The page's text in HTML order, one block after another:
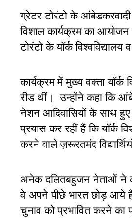
ग्रेटर टोरंटो के
विशाल कार्यक्रम का
टोरंटो के यॉर्क
कार्यक्रम में मुख्य वक्ता
रीड थीं। उन्होंने कहा कि
नेशन आदिवासियों के साथ हुए
प्रयास कर रहीं हैं कि यॉर्क
करने वाले ज़रूरतमंद
अनेक दलितबहुजन नेताओं ने
वे अपने पीछे भारत छोड़ आये
चुनाव को प्रभावित करने